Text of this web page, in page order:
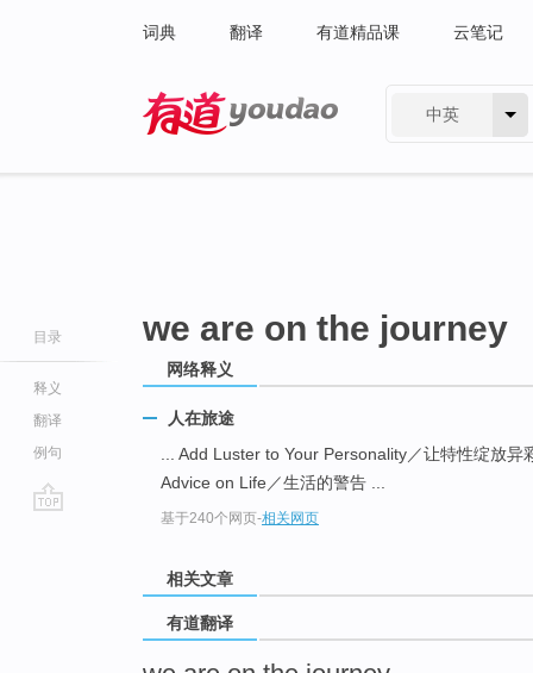
词典 翻译 有道精品课 云笔记
中英
目录
释义
翻译
例句
we are on the journey
网络释义
人在旅途
... Add Luster to Your Personality／让特性绽放异
Advice on Life／生活的警告 ...
基于240个网页-相关网页
相关文章
有道翻译